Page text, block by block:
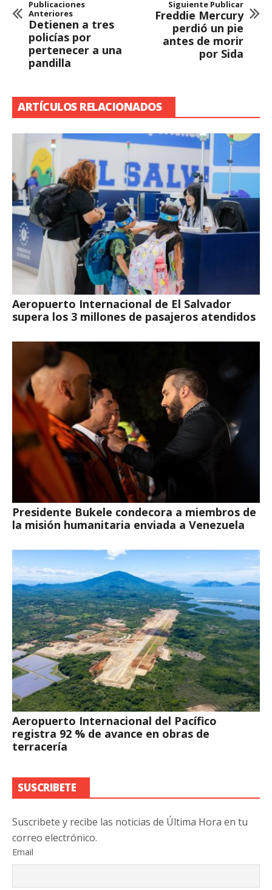
Publicaciones
Anteriores
Detienen a tres
policías por
pertenecer a una
pandilla
Siguiente Publicar
Freddie Mercury
perdió un pie
antes de morir
por Sida
ARTÍCULOS RELACIONADOS
Aeropuerto Internacional de El Salvador
supera los 3 millones de pasajeros atendidos
Presidente Bukele condecora a miembros de
la misión humanitaria enviada a Venezuela
Aeropuerto Internacional del Pacífico
registra 92 % de avance en obras de
terracería
SUSCRIBETE
Suscribete y recibe las noticias de Última Hora en tu
correo electrónico.
Email